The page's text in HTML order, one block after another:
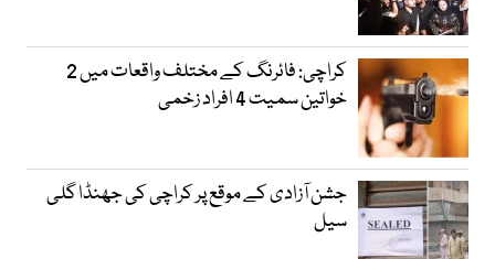
کراچی: فائرنگ کے مختلف واقعات میں 2
خواتین سمیت 4 افراد زخمی
جشن آزادی کے موقع پر کراچی کی جھنڈا گلی
سیل